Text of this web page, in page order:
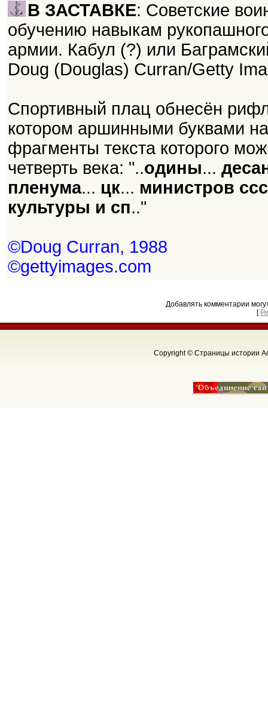
В ЗАСТАВКЕ: Советские
обучению навыкам
армии. Кабул (?) или
Doug (Douglas) Curran/Getty
Спортивный плац обнесён
котором аршинными буквами
фрагменты текста которого
четверть века: "..одины...
пленума... цк... министров
культуры и сп.."
©Doug Curran, 1988
©gettyimages.com
Добавлять комментарии
[
Copyright © Страницы истории